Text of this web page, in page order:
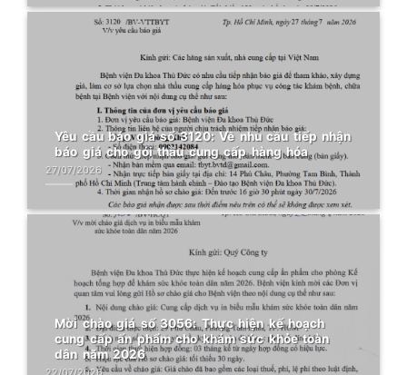
Yêu cầu báo giá số 3120: Về nhu cầu tiếp nhận
báo giá cho gói thầu cung cấp hàng hóa
27/07/2026
Mời chào giá số 3056: Thực hiện kế hoạch
cung cấp ấn phẩm cho khám sức khỏe toàn
dân năm 2026
22/07/2026